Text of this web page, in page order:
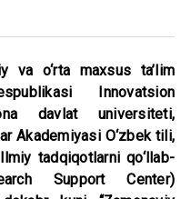
va o‘rta maxsus ta’lim
Innovatsion
davlat universiteti,
Akademiyasi O‘zbek tili,
tadqiqotlarni qo‘llab-
Support Center)